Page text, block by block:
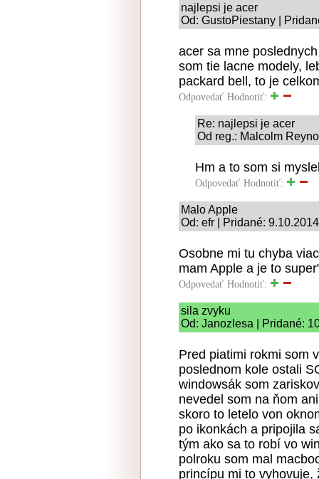
najlepsi je acer
Od: GustoPiestany |
acer sa mne
som tie lacne modely,
packard bell, to je
Odpovedať Hodnotiť:
Re: najlepsi je acer
Od reg.: Malcolm
Hm a to som si
Odpovedať Hodnotiť:
Malo Apple
Od: efr | Pridané:
Osobne mi tu chyba
mam Apple a je to
Odpovedať Hodnotiť:
sila zvyku
Od: Janozlesa | Pridané:
Pred piatimi rokmi som
poslednom kole ostali
windowsák som
nevedel som na ňom
skoro to letelo von
po ikonkách a pripojila
tým ako sa to robí vo
polroku som mal
princípu mi to vyhovuje,